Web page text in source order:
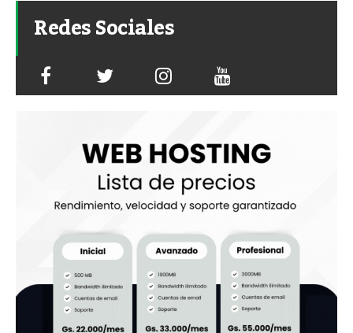
Redes Sociales